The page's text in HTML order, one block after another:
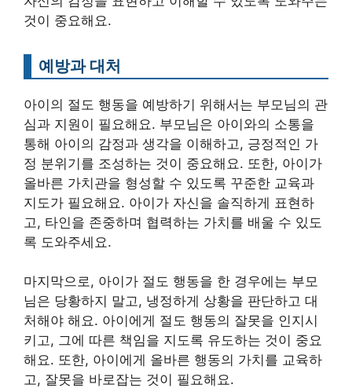
것이 중요해요.
예방과 대처
아이의 절도 행동을 예방하기 위해서는 부모님의 관
심과 지원이 필요해요. 부모님은 아이와의 소통을
통해 아이의 감정과 생각을 이해하고, 긍정적인 가
정 분위기를 조성하는 것이 중요해요. 또한, 아이가
올바른 가치관을 형성할 수 있도록 꾸준한 교육과
지도가 필요해요. 아이가 자신을 솔직하게 표현하
고, 타인을 존중하며 협력하는 가치를 배울 수 있도
록 도와주세요.
마지막으로, 아이가 절도 행동을 한 경우에는 부모
님은 당황하지 말고, 냉정하게 상황을 판단하고 대
처해야 해요. 아이에게 절도 행동의 잘못을 인지시
키고, 그에 따른 책임을 지도록 유도하는 것이 중요
해요. 또한, 아이에게 올바른 행동의 가치를 교육하
고, 잘못을 바로잡는 것이 필요해요.